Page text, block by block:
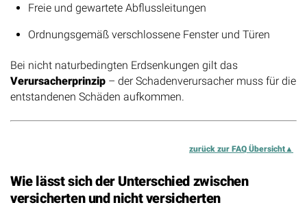
Freie und gewartete Abflussleitungen
Ordnungsgemäß verschlossene Fenster und Türen
Bei nicht naturbedingten Erdsenkungen gilt das
Verursacherprinzip – der Schadenverursacher muss für die
entstandenen Schäden aufkommen.
zurück zur FAQ Übersicht
Wie lässt sich der Unterschied zwischen
versicherten und nicht versicherten